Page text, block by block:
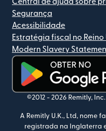
Segurança
Acessibilidade
Estratégia fiscal no Reino
Modern Slavery
(abre em uma nova
©2012 - 2026 Remitly, Inc.
A Remitly U.K., Ltd, nome
registrada na Inglaterra